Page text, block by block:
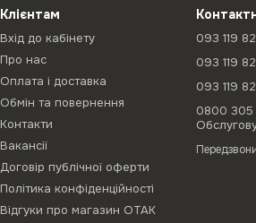
Клієнтам
Вхід до кабінету
Про нас
Оплата і доставка
Обмін та повернення
Контакти
Вакансії
Договір публічної оферти
Політика конфіденційності
Відгуки про магазин ОТАК
093 119
093 119
093 119
0800 305